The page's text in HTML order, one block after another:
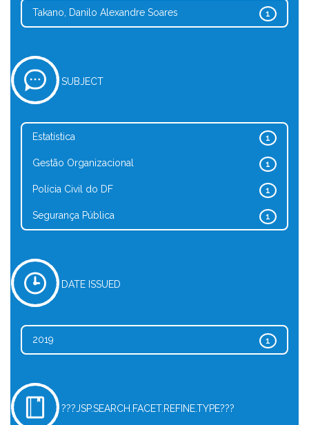
1
Takano, Danilo Alexandre Soares
SUBJECT
1
Estatística
1
Gestão Organizacional
1
Polícia Civil do DF
1
Segurança Pública
DATE ISSUED
1
2019
???JSP.SEARCH.FACET.REFINE.TYPE???